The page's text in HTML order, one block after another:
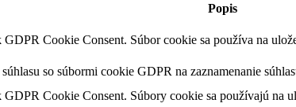
Popis
Cookie Consent. Súbor cookie sa používa na
so súbormi cookie GDPR na zaznamenanie
Cookie Consent. Súbory cookie sa používajú na